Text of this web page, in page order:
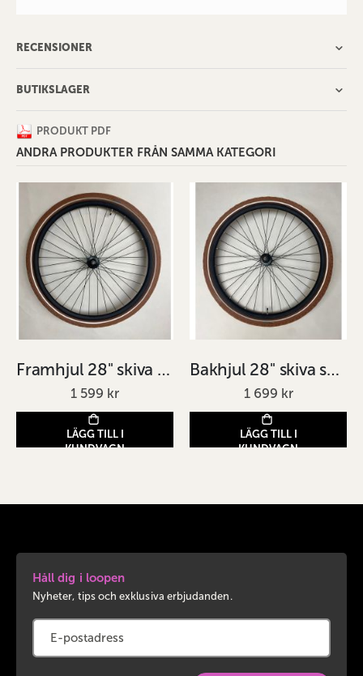
RECENSIONER
BUTIKSLAGER
PRODUKT PDF
ANDRA PRODUKTER FRÅN SAMMA KATEGORI
Framhjul 28" skiva svart
1 599 kr
LÄGG TILL I
KUNDVAGN
Bakhjul 28" skiva svart kassett
1 699 kr
LÄGG TILL I
KUNDVAGN
Håll dig i loopen
Nyheter, tips och exklusiva erbjudanden.